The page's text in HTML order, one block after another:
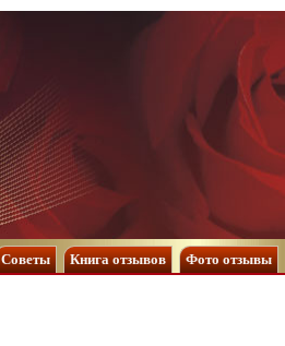
Советы Книга отзывов Фото отзывы